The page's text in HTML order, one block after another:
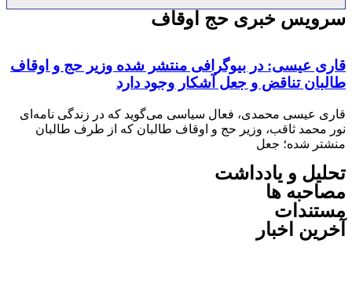
خبری حج اوقاف
عیسی: در بیوگرافی منتشر شده وزیر حج و اوقاف
تناقض و جعل آشکار وجود دارد
محمدی، فعال سیاسی می‌گوید که در زندگی نامه‌ای
ثاقب، وزیر حج و اوقاف طالبان که از طرف طالبان
شده؛ جعل
و یادداشت
ها
اخبار